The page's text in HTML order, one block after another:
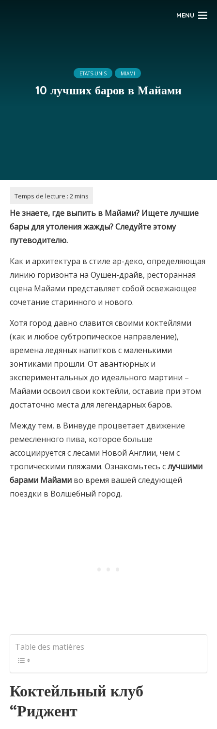
MENU
ETATS-UNIS MIAMI
10 лучших баров в Майами
Не знаете, где выпить в Майами? Ищете лучшие
бары для утоления жажды? Следуйте этому
путеводителю.
Как и архитектура в стиле ар-деко, определяющая
линию горизонта на Оушен-драйв, ресторанная
сцена Майами представляет собой освежающее
сочетание старинного и нового.
Хотя город давно славится своими коктейлями
(как и любое субтропическое направление),
времена ледяных напитков с маленькими
зонтиками прошли. От авантюрных и
экспериментальных до идеального мартини –
Майами освоил свои коктейли, оставив при этом
достаточно места для легендарных баров.
Между тем, в Винвуде процветает движение
ремесленного пива, которое больше
ассоциируется с лесами Новой Англии, чем с
тропическими пляжами. Ознакомьтесь случшими
барами Майами во время вашей следующей
поездки в Волшебный город.
Table des matières
Коктейльный клуб
“Риджент